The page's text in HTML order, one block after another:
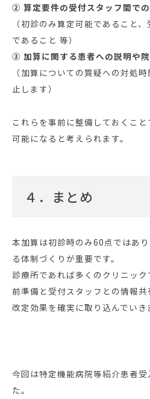
② 算定要件の受付スタッフ間で
（初診のみ算定可能であること
であること 等）
③ 加算に関する患者への説明や
（加算についての質疑への対処
止します）
これらを事前に整備しておくこ
可能になると考えられます。
４．まとめ
本加算は初診時のみ60点ではあ
る体制づくりが重要です。
診療所であれば多くのクリニッ
前準備と受付スタッフとの情報共
改定効果を確実に取り込んでいき
今回は特定機能病院等紹介患者
た。